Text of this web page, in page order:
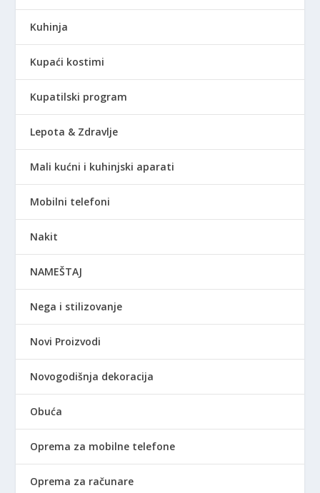
Kuhinja
Kupaći kostimi
Kupatilski program
Lepota & Zdravlje
Mali kućni i kuhinjski aparati
Mobilni telefoni
Nakit
NAMEŠTAJ
Nega i stilizovanje
Novi Proizvodi
Novogodišnja dekoracija
Obuća
Oprema za mobilne telefone
Oprema za računare